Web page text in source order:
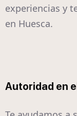
experiencias y
en Huesca.
Autoridad en